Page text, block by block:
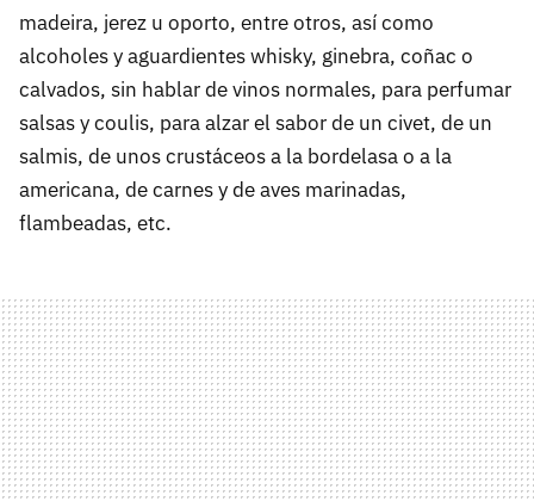
madeira, jerez u oporto, entre otros, así como
alcoholes y aguardientes whisky, ginebra, coñac o
calvados, sin hablar de vinos normales, para perfumar
salsas y coulis, para alzar el sabor de un civet, de un
salmis, de unos crustáceos a la bordelasa o a la
americana, de carnes y de aves marinadas,
flambeadas, etc.